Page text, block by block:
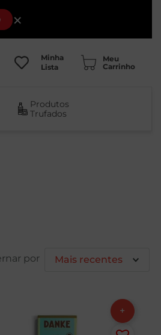
×
Minha
Lista
Produtos
Trufados
Mais recentes